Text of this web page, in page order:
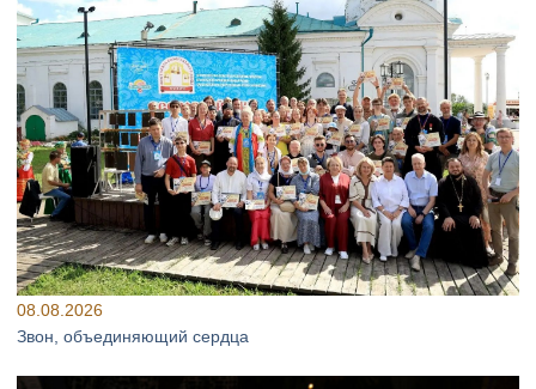
08.08.2026
Звон, объединяющий сердца